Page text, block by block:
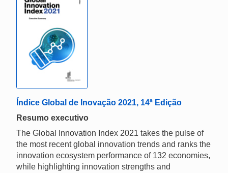
Índice Global de Inovação 2021, 14ª Edição
Resumo executivo
The Global Innovation Index 2021 takes the pulse of
the most recent global innovation trends and ranks the
innovation ecosystem performance of 132 economies,
while highlighting innovation strengths and